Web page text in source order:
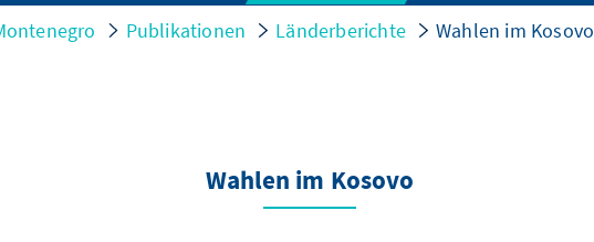
Publikationen Länderberichte Wahlen im Kosovo
Wahlen im Kosovo